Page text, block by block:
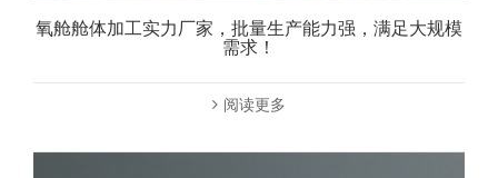
氧舱舱体加工实力厂家，批量生产能力强，满足大规模
需求！
阅读更多